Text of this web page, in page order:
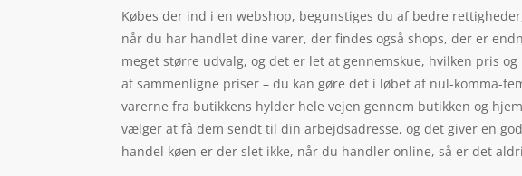
Købes der ind i en webshop, begunstiges du af bedre
når du har handlet dine varer, der findes også shops, der er
meget større udvalg, og det er let at gennemskue, hvilken pris
at sammenligne priser – du kan gøre det i løbet af nul-komma-
varerne fra butikkens hylder hele vejen gennem butikken og
vælger at få dem sendt til din arbejdsadresse, og det giver en
handel køen er der slet ikke, når du handler online, så er det